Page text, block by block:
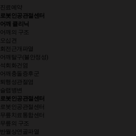
진료예약
로봇인공관절센터
어깨 클리닉
어깨의 구조
오십견
회전근개파열
어깨탈구(불안정성)
석회화건염
어깨충돌증후군
퇴행성관절염
슬랩병변
로봇인공관절센터
로봇인공관절센터
무릎치료통합센터
무릎의 구조
반월상연골파열